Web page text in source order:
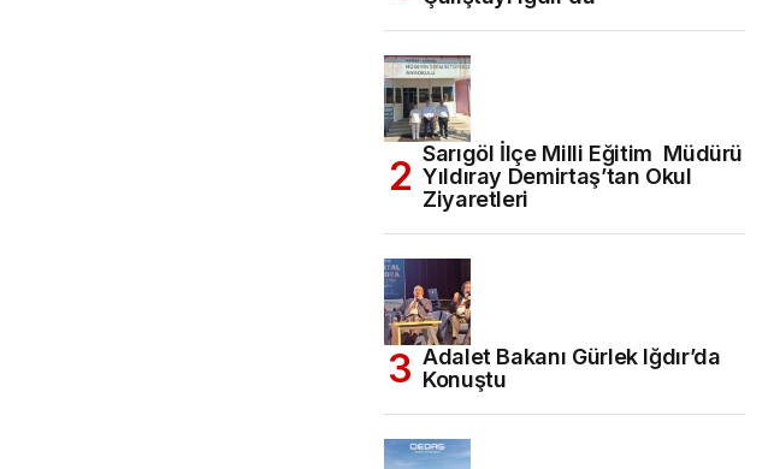
Sarıgöl İlçe Milli Eğitim Müdürü
Yıldıray Demirtaş’tan Okul
Ziyaretleri
Adalet Bakanı Gürlek Iğdır’da
Konuştu